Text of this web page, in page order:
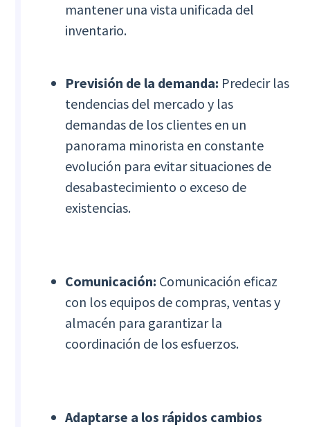
mantener una vista unificada del
inventario.
Previsión de la demanda: Predecir las
tendencias del mercado y las
demandas de los clientes en un
panorama minorista en constante
evolución para evitar situaciones de
desabastecimiento o exceso de
existencias.
Comunicación: Comunicación eficaz
con los equipos de compras, ventas y
almacén para garantizar la
coordinación de los esfuerzos.
Adaptarse a los rápidos cambios